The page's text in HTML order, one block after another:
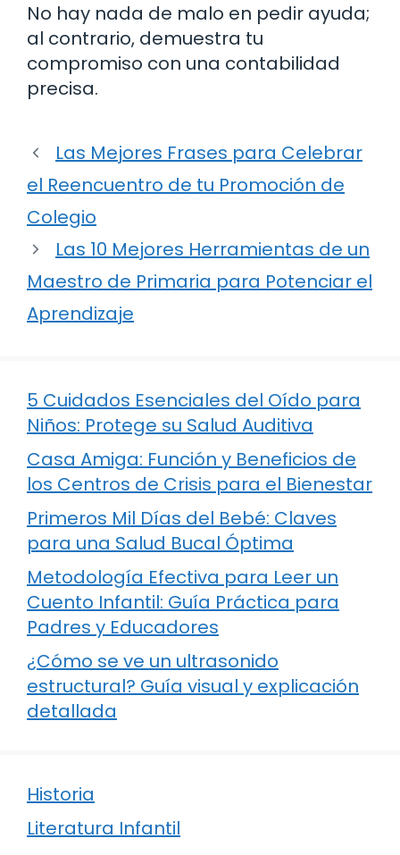
No hay nada de malo en pedir ayuda;
al contrario, demuestra tu
compromiso con una contabilidad
precisa.
Las Mejores Frases para Celebrar
el Reencuentro de tu Promoción de
Colegio
Las 10 Mejores Herramientas de un
Maestro de Primaria para Potenciar el
Aprendizaje
5 Cuidados Esenciales del Oído para
Niños: Protege su Salud Auditiva
Casa Amiga: Función y Beneficios de
los Centros de Crisis para el Bienestar
Primeros Mil Días del Bebé: Claves
para una Salud Bucal Óptima
Metodología Efectiva para Leer un
Cuento Infantil: Guía Práctica para
Padres y Educadores
¿Cómo se ve un ultrasonido
estructural? Guía visual y explicación
detallada
Historia
Literatura Infantil